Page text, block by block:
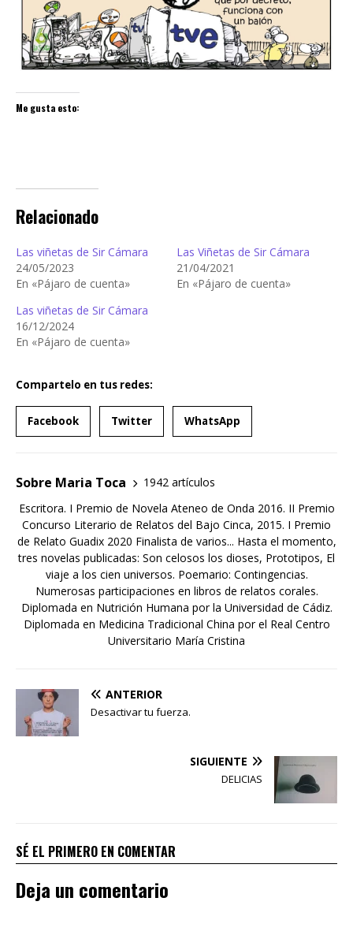
Me gusta esto:
Relacionado
Las viñetas de Sir Cámara
24/05/2023
En «Pájaro de cuenta»
Las Viñetas de Sir Cámara
21/04/2021
En «Pájaro de cuenta»
Las viñetas de Sir Cámara
16/12/2024
En «Pájaro de cuenta»
Compartelo en tus redes:
Facebook Twitter WhatsApp
Sobre Maria Toca
1942 artículos
Escritora. I Premio de Novela Ateneo de Onda 2016. II Premio
Concurso Literario de Relatos del Bajo Cinca, 2015. I Premio
de Relato Guadix 2020 Finalista de varios... Hasta el momento,
tres novelas publicadas: Son celosos los dioses, Prototipos, El
viaje a los cien universos. Poemario: Contingencias.
Numerosas participaciones en libros de relatos corales.
Diplomada en Nutrición Humana por la Universidad de Cádiz.
Diplomada en Medicina Tradicional China por el Real Centro
Universitario María Cristina
ANTERIOR
Desactivar tu fuerza.
SIGUIENTE
DELICIAS
SÉ EL PRIMERO EN COMENTAR
Deja un comentario